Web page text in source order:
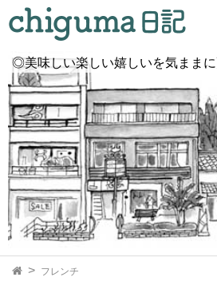
◎美味しい楽しい嬉しいを気まま
フレンチ